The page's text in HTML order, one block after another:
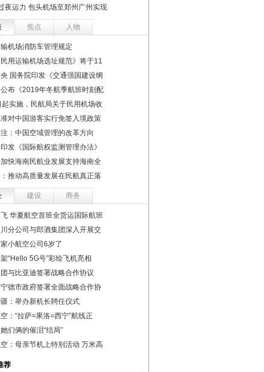
夜运力 包头机场至郑州广州实现
焦点 人物
机场消防车管理规定
用运输机场选址规范》将于11
国务院印发《交通强国建设纲
公布《2019年冬航季航班时刻配
实施，民航局关于民用机场收
对中国游客实行免签入境政策
：中国空域管理的改革方向
发《国际航权监测管理办法》
加快海南民航业发展支持海南全
推动高质量发展在民航真正落
建设 商务
华夏航空首班全货运国际航班
分公司与郎酒集团深入开展交
小航空公司6岁了
“Hello 5G号”彩绘飞机亮相
与比亚迪签署战略合作协议
德市政府签署全面战略合作协
：举办新机长聘任仪式
：“拉萨=果洛=西宁”航线正
们俩的催泪“结局”
：母亲节机上特别活动 万米高
荐